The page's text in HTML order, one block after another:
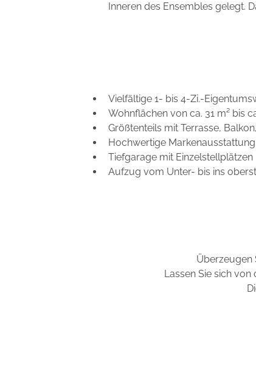
Inneren des Ensembles gelegt.
Vielfältige 1- bis 4-Zi.-
Wohnflächen von ca. 31 m² bis
Größtenteils mit Terrasse,
Hochwertige
Tiefgarage mit Einzelstellplätzen
Aufzug vom Unter- bis ins
Überzeugen
Lassen Sie sich